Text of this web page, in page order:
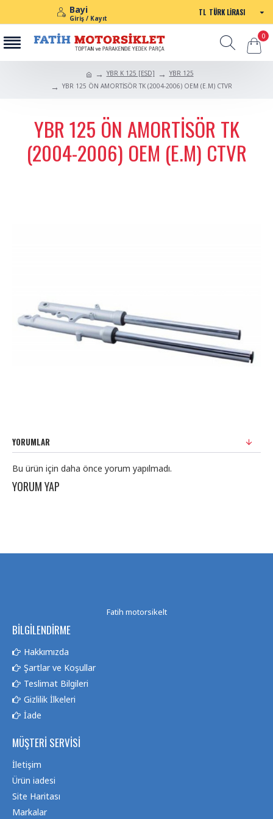
Bayi
Giriş / Kayıt
TL TÜRK LIRASI
0
YBR K 125 [ESD]
YBR 125
YBR 125 ÖN AMORTİSÖR TK (2004-2006) OEM (E.M) CTVR
YBR 125 ÖN AMORTİSÖR TK
(2004-2006) OEM (E.M) CTVR
YORUMLAR
Bu ürün için daha önce yorum yapılmadı.
YORUM YAP
Fatih motorsikelt
BILGILENDIRME
Hakkımızda
Şartlar ve Koşullar
Teslimat Bilgileri
Gizlilik İlkeleri
İade
MÜŞTERI SERVISI
İletişim
Ürün iadesi
Site Haritası
Markalar